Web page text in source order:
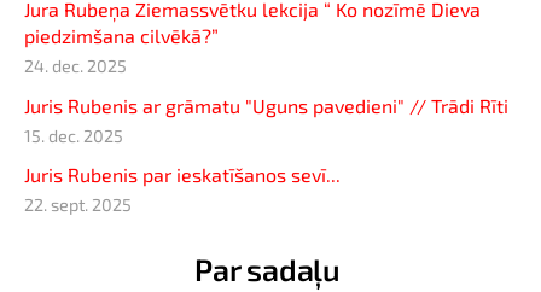
Jura Rubeņa Ziemassvētku lekcija “ Ko nozīmē Dieva
piedzimšana cilvēkā?”
24. dec. 2025
Juris Rubenis ar grāmatu "Uguns pavedieni" // Trādi Rīti
15. dec. 2025
Juris Rubenis par ieskatīšanos sevī...
22. sept. 2025
Par sadaļu